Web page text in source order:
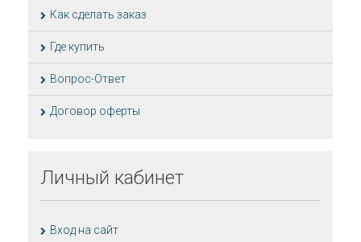
Как сделать заказ
Где купить
Вопрос-Ответ
Договор оферты
Личный кабинет
Вход на сайт